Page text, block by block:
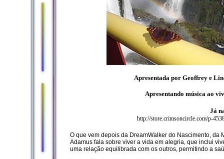
Apresentada por Geoffrey e
Apresentando música ao
Já
http://store.crimsoncircle.com/p-
O que vem depois da DreamWalker do Nascimento, da
Adamus fala sobre viver a vida em alegria, que inclui
uma relação equilibrada com os outros, permitindo a